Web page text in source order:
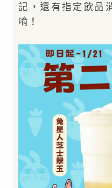
記，還有指定飲品
唷！